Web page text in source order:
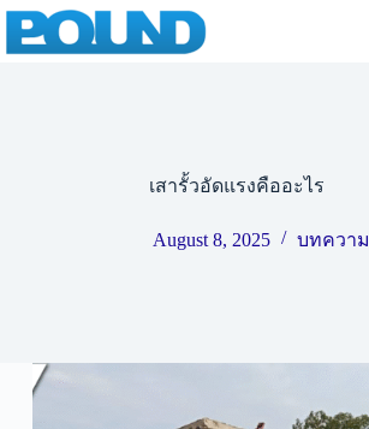
เสารั้วอัดแรงคืออะไร
August 8, 2025 บทความ